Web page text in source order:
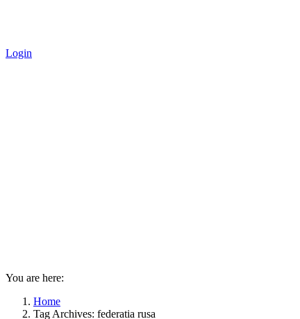
Login
You are here:
Home
Tag Archives: federatia rusa